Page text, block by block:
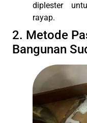
diplester
rayap.
2. Metode
Bangunan